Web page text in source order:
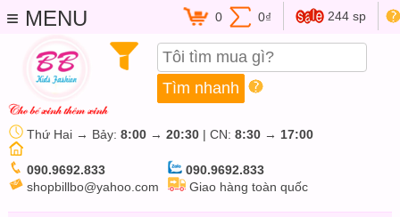
≡ MENU 244 sp
0 0₫
Thứ Hai → Bảy: 8:00 → 20:30 | CN: 8:30 → 17:00
090.9692.833
shopbillbo@yahoo.com
090.9692.833
Giao hàng toàn quốc